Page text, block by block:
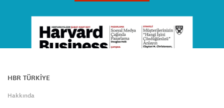
HBR TÜRKİYE
Hakkında